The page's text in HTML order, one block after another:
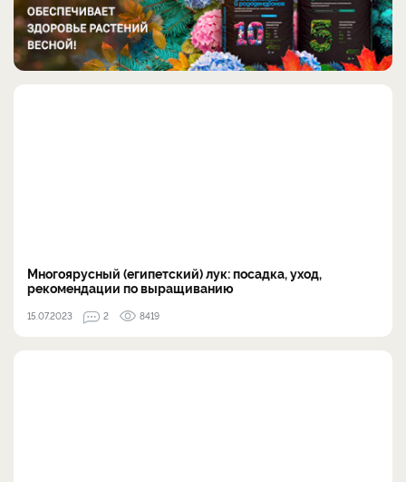
Многоярусный (египетский) лук: посадка, уход,
рекомендации по выращиванию
15.07.2023 2 8419